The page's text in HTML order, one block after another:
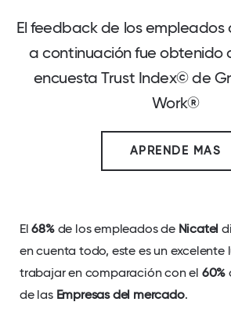
El feedback de los empleados
a continuación fue obtenido
encuesta Trust Index© de
Work®
APRENDE MAS
El68%de los empleados de Nicatel
en cuenta todo, este es un excelente
trabajar en comparación con el 60%
de las Empresas del mercado.